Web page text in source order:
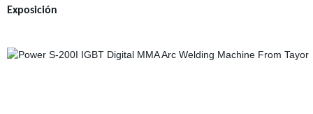
Exposición